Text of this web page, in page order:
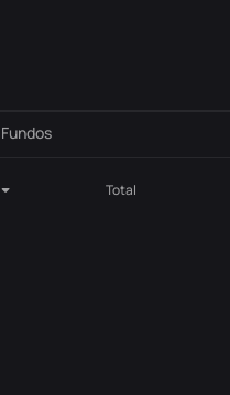
Fundos
Total